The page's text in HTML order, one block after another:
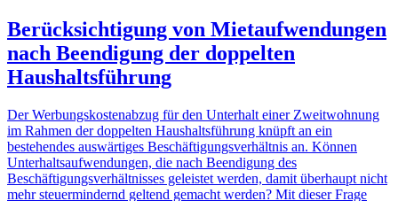
Berücksichtigung von Mietaufwendungen
nach Beendigung der doppelten
Haushaltsführung
Der Werbungskostenabzug für den Unterhalt einer Zweitwohnung
im Rahmen der doppelten Haushaltsführung knüpft an ein
bestehendes auswärtiges Beschäftigungsverhältnis an. Können
Unterhaltsaufwendungen, die nach Beendigung des
Beschäftigungsverhältnisses geleistet werden, damit überhaupt nicht
mehr steuermindernd geltend gemacht werden? Mit dieser Frage